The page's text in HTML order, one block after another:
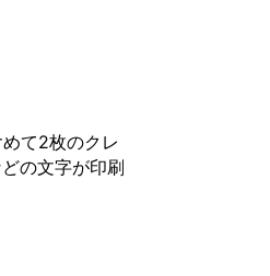
て2枚のクレ
の文字が印刷